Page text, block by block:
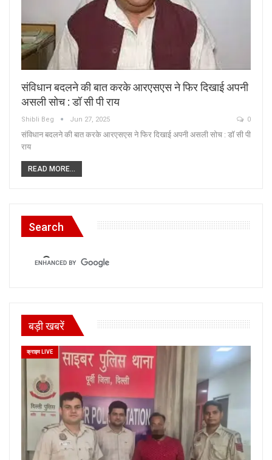
संविधान बदलने की बात करके आरएसएस ने फिर दिखाई अपनी
असली सोच : डॉ सी पी राय
Shibli Beg Jun 27, 2025 0
संविधान बदलने की बात करके आरएसएस ने फिर दिखाई अपनी असली सोच : डॉ सी पी
राय
READ MORE...
Search
बड़ी खबरें
क्राइम LIVE